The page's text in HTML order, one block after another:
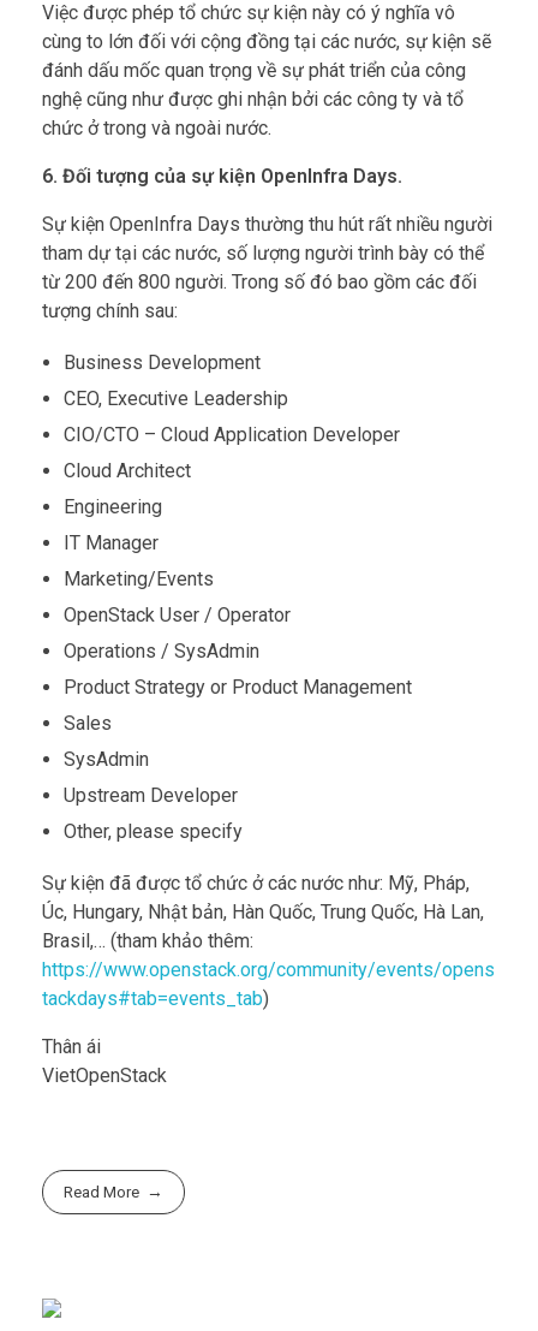
Việc được phép tổ chức sự kiện này có ý nghĩa vô
cùng to lớn đối với cộng đồng tại các nước, sự kiện sẽ
đánh dấu mốc quan trọng về sự phát triển của công
nghệ cũng như được ghi nhận bởi các công ty và tổ
chức ở trong và ngoài nước.
6. Đối tượng của sự kiện OpenInfra Days.
Sự kiện OpenInfra Days thường thu hút rất nhiều người
tham dự tại các nước, số lượng người trình bày có thể
từ 200 đến 800 người. Trong số đó bao gồm các đối
tượng chính sau:
Business Development
CEO, Executive Leadership
CIO/CTO – Cloud Application Developer
Cloud Architect
Engineering
IT Manager
Marketing/Events
OpenStack User / Operator
Operations / SysAdmin
Product Strategy or Product Management
Sales
SysAdmin
Upstream Developer
Other, please specify
Sự kiện đã được tổ chức ở các nước như: Mỹ, Pháp,
Úc, Hungary, Nhật bản, Hàn Quốc, Trung Quốc, Hà Lan,
Brasil,… (tham khảo thêm:
https://www.openstack.org/community/events/opens
tackdays#tab=events_tab)
Thân ái
VietOpenStack
Read More